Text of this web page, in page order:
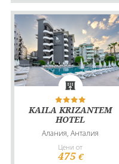
KAILA KRIZANTEM
HOTEL
Алания, Анталия
Цени от
475 €